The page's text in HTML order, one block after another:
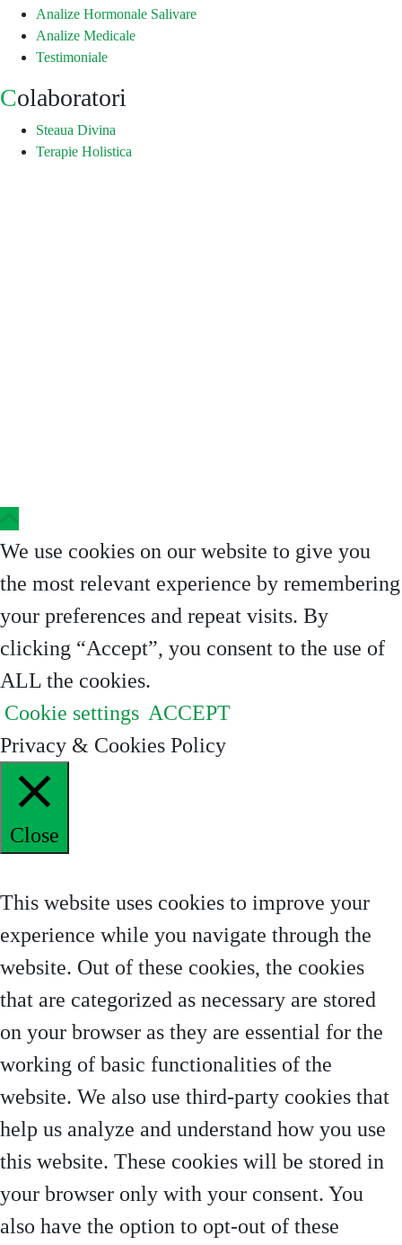
Analize Hormonale Salivare
Analize Medicale
Testimoniale
Colaboratori
Steaua Divina
Terapie Holistica
We use cookies on our website to give you
the most relevant experience by remembering
your preferences and repeat visits. By
clicking “Accept”, you consent to the use of
ALL the cookies.
Cookie settings ACCEPT
Privacy & Cookies Policy
Close
This website uses cookies to improve your
experience while you navigate through the
website. Out of these cookies, the cookies
that are categorized as necessary are stored
on your browser as they are essential for the
working of basic functionalities of the
website. We also use third-party cookies that
help us analyze and understand how you use
this website. These cookies will be stored in
your browser only with your consent. You
also have the option to opt-out of these